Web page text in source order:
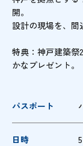
開。
設計の現場を、間
特典：神戸建築祭
かなプレゼント。
パスポート
日時